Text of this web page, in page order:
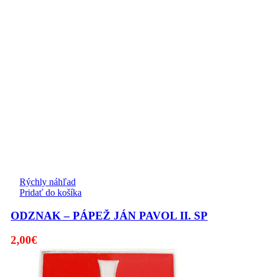
Rýchly náhľad
Pridať do košíka
ODZNAK – PÁPEŽ JÁN PAVOL II. SP
2,00€